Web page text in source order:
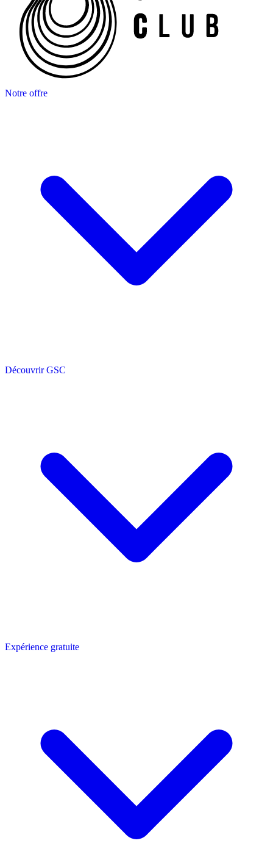
Notre offre
Découvrir GSC
Expérience gratuite